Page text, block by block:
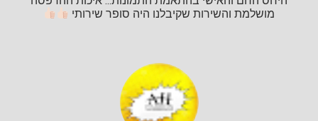
מושלמת והשירות שקיבלנו היה סופר שירותי